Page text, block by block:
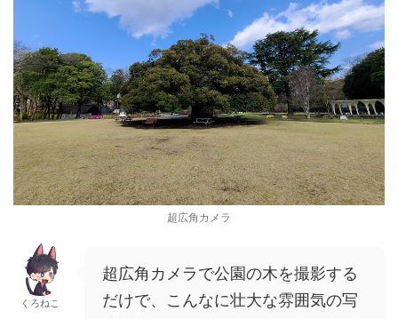
超広角カメラ
くろねこ
超広角カメラで公園の木を撮影する
だけで、こんなに壮大な雰囲気の写